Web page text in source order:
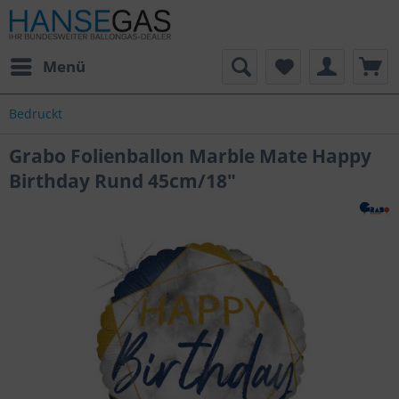
Menü
Bedruckt
Grabo Folienballon Marble Mate Happy
Birthday Rund 45cm/18"